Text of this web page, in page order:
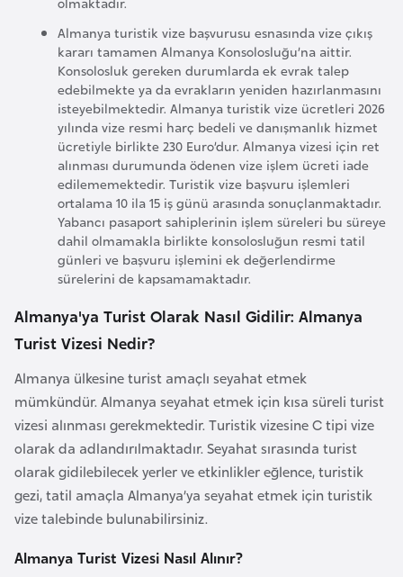
Almanya turistik vize başvurusu esnasında vize çıkış
kararı tamamen Almanya Konsolosluğu’na aittir.
Konsolosluk gereken durumlarda ek evrak talep
edebilmekte ya da evrakların yeniden hazırlanmasını
isteyebilmektedir. Almanya turistik vize ücretleri 2026
yılında vize resmi harç bedeli ve danışmanlık hizmet
ücretiyle birlikte 230 Euro’dur. Almanya vizesi için ret
alınması durumunda ödenen vize işlem ücreti iade
edilememektedir. Turistik vize başvuru işlemleri
ortalama 10 ila 15 iş günü arasında sonuçlanmaktadır.
Yabancı pasaport sahiplerinin işlem süreleri bu süreye
dahil olmamakla birlikte konsolosluğun resmi tatil
günleri ve başvuru işlemini ek değerlendirme
sürelerini de kapsamamaktadır.
Almanya'ya Turist Olarak Nasıl Gidilir: Almanya
Turist Vizesi Nedir?
Almanya ülkesine turist amaçlı seyahat etmek
mümkündür. Almanya seyahat etmek için kısa süreli turist
vizesi alınması gerekmektedir. Turistik vizesine C tipi vize
olarak da adlandırılmaktadır. Seyahat sırasında turist
olarak gidilebilecek yerler ve etkinlikler eğlence, turistik
gezi, tatil amaçla Almanya’ya seyahat etmek için turistik
vize talebinde bulunabilirsiniz.
Almanya Turist Vizesi Nasıl Alınır?
k
a
B
e
n
i
n
o